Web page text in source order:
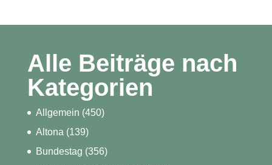
Alle Beiträge nach
Kategorien
Allgemein (450)
Altona (139)
Bundestag (356)